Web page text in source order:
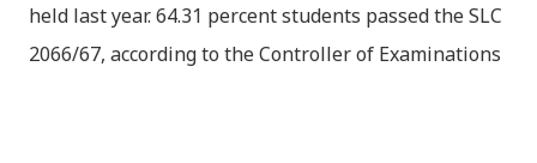
held last year. 64.31 percent students passed the SLC
2066/67, according to the Controller of Examinations